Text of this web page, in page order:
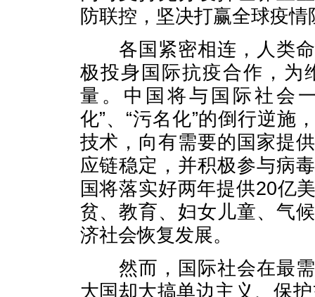
防联控，坚决打赢全球疫情
各国紧密相连，人类命
极投身国际抗疫合作，为
量。中国将与国际社会
化”、“污名化”的倒行逆施
技术，向有需要的国家提
应链稳定，并积极参与病
国将落实好两年提供20亿
贫、教育、妇女儿童、气
济社会恢复发展。
然而，国际社会在最需
大国却大搞单边主义、保